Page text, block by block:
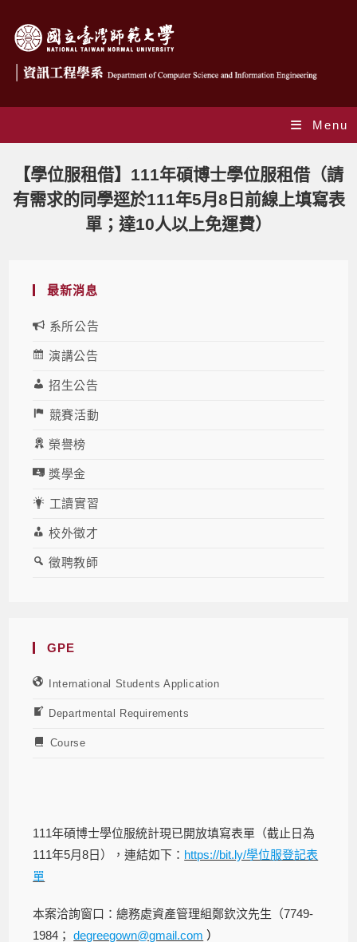
Menu
【學位服租借】111年碩博士學位服租借（請
有需求的同學逕於111年5月8日前線上填寫表
單；達10人以上免運費）
最新消息
系所公告
演講公告
招生公告
競賽活動
榮譽榜
獎學金
工讀實習
校外徵才
徵聘教師
GPE
International Students Application
Departmental Requirements
Course
111年碩博士學位服統計現已開放填寫表單（截止日為
111年5月8日），連結如下： https://bit.ly/學位服登記表
單
本案洽詢窗口：總務處資產管理組鄭欽汶先生（7749-
1984；
degreegown@gmail.com ）